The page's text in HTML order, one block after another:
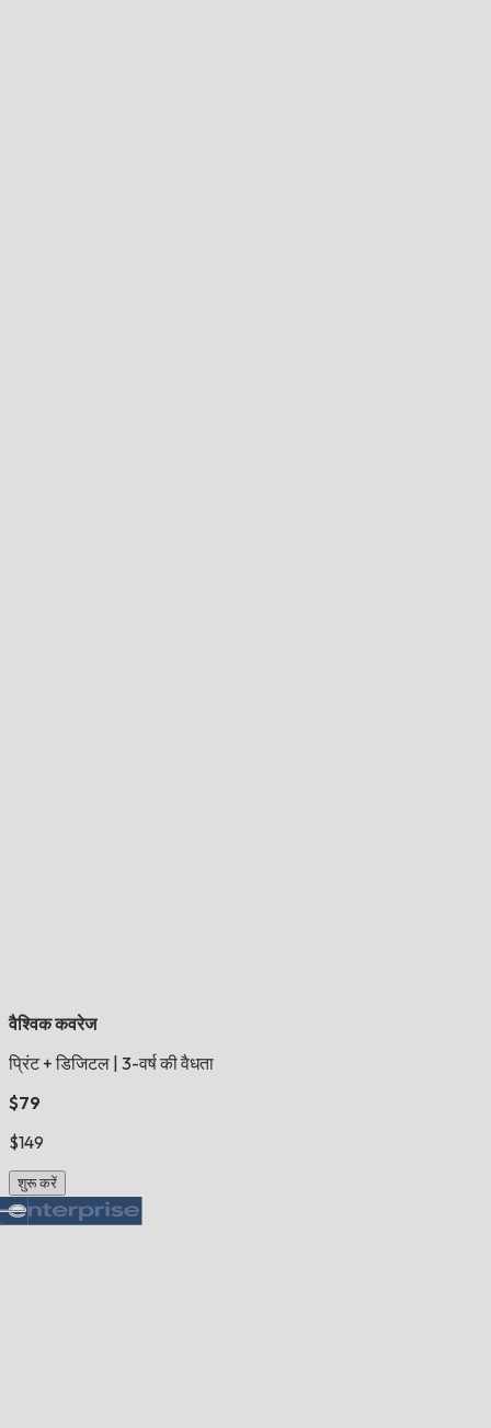
वैश्विक कवरेज
प्रिंट + डिजिटल 3-वर्ष की वैधता
$79
$149
शुरू करें